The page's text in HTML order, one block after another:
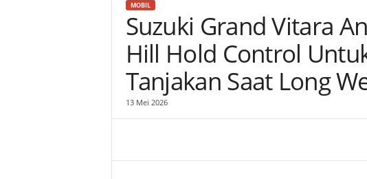
MOBIL
Suzuki Grand Vitara
Hill Hold Control
Tanjakan Saat Long
13 Mei 2026